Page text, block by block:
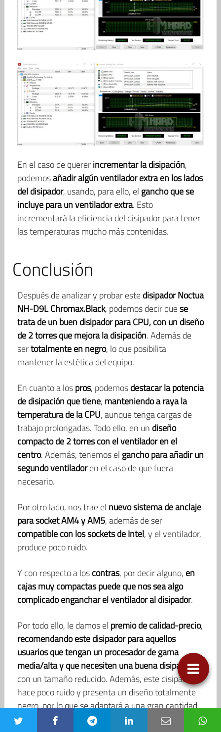
En el caso de quererincrementar la disipación,
podemosañadir algún ventilador extra en los lados
del disipador, usando, para ello, el gancho que se
incluye para un ventilador extra. Esto
incrementará la eficiencia del disipador para tener
las temperaturas mucho más contenidas.
Conclusión
Después de analizar y probar estedisipador Noctua
NH-D9L Chromax.Black, podemos decir quese
trata de un buen disipador para CPU, con un diseño
de 2 torres que mejora la disipación. Además de
sertotalmente en negro, lo que posibilita
mantener la estética del equipo.
En cuanto a lospros, podemosdestacar la potencia
de disipación que tiene, manteniendo a raya la
temperatura de la CPU, aunque tenga cargas de
trabajo prolongadas. Todo ello, en un diseño
compacto de 2 torres con el ventilador en el
centro. Además, tenemos el gancho para añadir un
segundo ventiladoren el caso de que fuera
necesario.
Por otro lado, nos trae el nuevo sistema de anclaje
para socket AM4 y AM5, además de ser
compatible con los sockets de Intel, y el ventilador,
produce poco ruido.
Y con respecto a loscontras, por decir alguno, en
cajas muy compactas puede que nos sea algo
complicado enganchar el ventilador al disipador.
Por todo ello, le damos el premio de calidad-precio,
recomendando este disipador para aquellos
usuarios que tengan un procesador de gama
media/alta y que necesiten una buena disipación
con un tamaño reducido. Además, este disipador
hace poco ruido y presenta un diseño totalmente
negro, por lo que se adaptará a una gran cantidad
de torres de ordenador.